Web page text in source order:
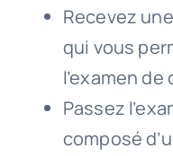
Recevez
qui vous
l’examen
Passez
composé